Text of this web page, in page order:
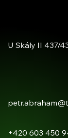
+420 603 450
U Skály II 437/